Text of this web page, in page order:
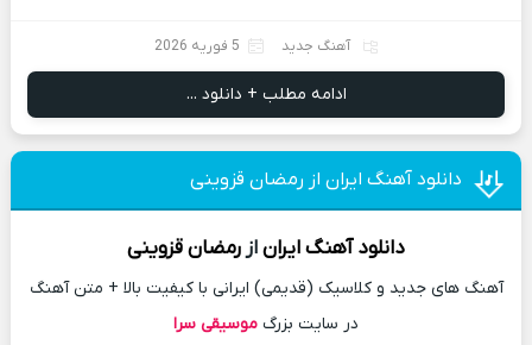
آهنگ جدید 5 فوریه 2026
ادامه مطلب + دانلود ...
دانلود آهنگ ایران از رمضان قزوینی
دانلود آهنگایرانازرمضان قزوینی
آهنگ های جدید و کلاسیک (قدیمی) ایرانی با کیفیت بالا + متن آهنگ
در سایت بزرگ موسیقی سرا